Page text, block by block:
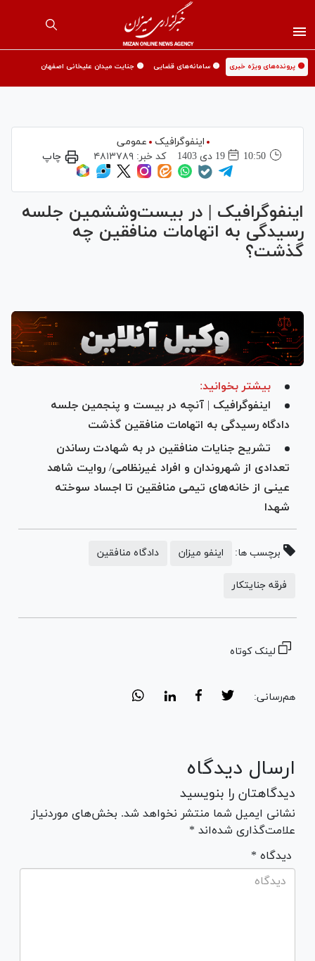
🟡 پرونده‌های ویژه خبری 🟡 سامانه‌های قضایی 🟡 جنایت میدان علیخانی اصفهان
اینفوگرافیک
عمومی
10:50
19 دی 1403 کد خبر: ۴۸۱۳۷۸۹ چاپ
اینفوگرافیک | در بیست‌وششمین جلسه
رسیدگی به اتهامات منافقین چه
گذشت؟
بیشتر بخوانید:
اینفوگرافیک | آنچه در بیست و پنجمین جلسه
دادگاه رسیدگی به اتهامات منافقین گذشت
تشریح جنایات منافقین در به شهادت رساندن
تعدادی از شهروندان و افراد غیرنظامی/ روایت شاهد
عینی از خانه‌های تیمی منافقین تا اجساد سوخته
شهدا
برچسب ها: اینفو میزان دادگاه منافقین
فرقه جنایتکار
لینک کوتاه
هم‌رسانی:
ارسال دیدگاه
دیدگاهتان را بنویسید
نشانی ایمیل شما منتشر نخواهد شد. بخش‌های موردنیاز
علامت‌گذاری شده‌اند *
* دیدگاه